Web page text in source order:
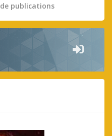
publications